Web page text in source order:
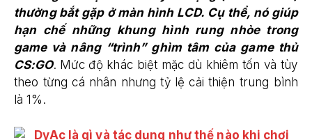
thường bắt gặp ởmàn hình LCD. Cụthể, nó giúp
hạn chếnhững khung hình rung nhòe trong
game và nâng “trình” ghìm tâm của game thủ
CS:GO. Mức độ khác biệt mặc dù khiêm tốn và tùy
theo từng cá nhân nhưng tỷ lệ cải thiện trung bình
là 1%.